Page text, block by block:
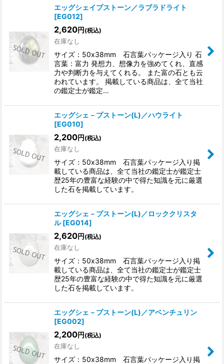
エッグシェイプストーン／ラブラドライト
[EG012]
2,620円 (税込)
在庫なし
サイズ：50x38mm 石言葉パッケージ入り 石
言葉：富力 発想力、想像力を強めてくれ、直感
力や判断力を与えてくれる。 また富の石とも云
われています。 掲載している商品は、全て当社
の鑑定士が鑑定…
エッグシェ－プストーン(L)／ハウライト
[EG010]
2,200円 (税込)
在庫なし
サイズ：50x38mm 石言葉パッケージ入り掲
載している商品は、全て当社の鑑定士が鑑定士
歴25年の豊富な経験の中で得た知識を元に厳選
した石を掲載しています。
エッグシェ－プストーン(L)／ロッククリスタ
ル [EG014]
2,620円 (税込)
在庫なし
サイズ：50x38mm 石言葉パッケージ入り掲
載している商品は、全て当社の鑑定士が鑑定士
歴25年の豊富な経験の中で得た知識を元に厳選
した石を掲載しています。
エッグシェ－プストーン(L)／アベンチュリン
[EG002]
2,200円 (税込)
在庫なし
サイズ：50x38mm 石言葉パッケージ入り掲